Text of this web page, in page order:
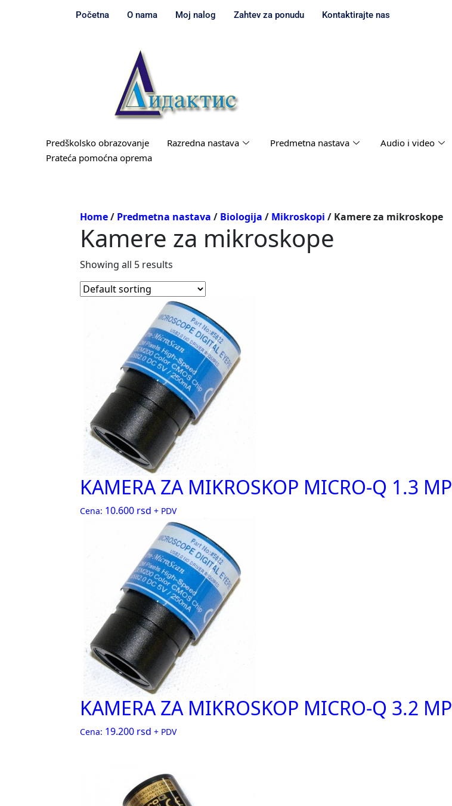
Početna O nama Moj nalog Zahtev za ponudu Kontaktirajte nas
Predškolsko obrazovanje Razredna nastava Predmetna nastava Audio i video
Prateća pomoćna oprema
Home/ Predmetna nastava / Biologija / Mikroskopi / Kamere za mikroskope
Kamere za mikroskope
Showing all 5 results
KAMERA ZA MIKROSKOP MICRO-Q 1.3 MP
Cena: 10.600 rsd + PDV
KAMERA ZA MIKROSKOP MICRO-Q 3.2 MP
Cena: 19.200 rsd + PDV